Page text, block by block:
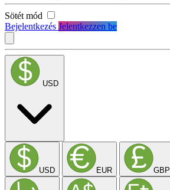
Sötét mód
Bejelentkezés Jelentkezzen be
USD
USD EUR GBP